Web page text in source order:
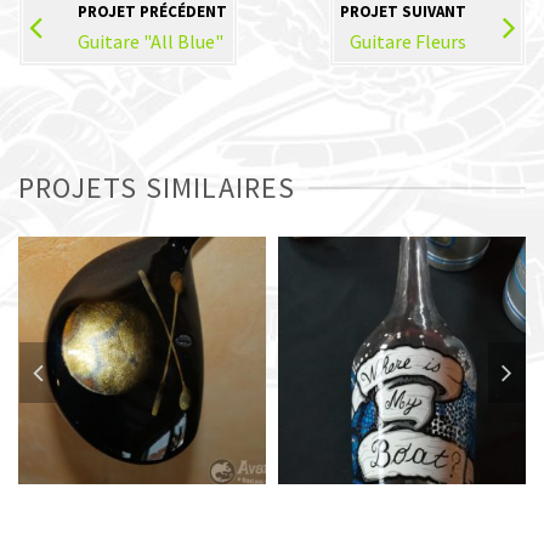
PROJET PRÉCÉDENT
Guitare "All Blue"
PROJET SUIVANT
Guitare Fleurs
PROJETS SIMILAIRES